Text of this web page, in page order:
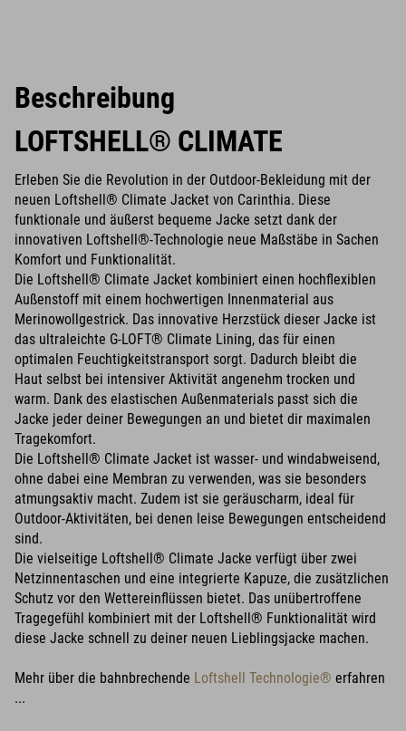
Beschreibung
LOFTSHELL® CLIMATE
Erleben Sie die Revolution in der Outdoor-Bekleidung mit der
neuen Loftshell® Climate Jacket von Carinthia. Diese
funktionale und äußerst bequeme Jacke setzt dank der
innovativen Loftshell®-Technologie neue Maßstäbe in Sachen
Komfort und Funktionalität.
Die Loftshell® Climate Jacket kombiniert einen hochflexiblen
Außenstoff mit einem hochwertigen Innenmaterial aus
Merinowollgestrick. Das innovative Herzstück dieser Jacke ist
das ultraleichte G-LOFT® Climate Lining, das für einen
optimalen Feuchtigkeitstransport sorgt. Dadurch bleibt die
Haut selbst bei intensiver Aktivität angenehm trocken und
warm. Dank des elastischen Außenmaterials passt sich die
Jacke jeder deiner Bewegungen an und bietet dir maximalen
Tragekomfort.
Die Loftshell® Climate Jacket ist wasser- und windabweisend,
ohne dabei eine Membran zu verwenden, was sie besonders
atmungsaktiv macht. Zudem ist sie geräuscharm, ideal für
Outdoor-Aktivitäten, bei denen leise Bewegungen entscheidend
sind.
Die vielseitige Loftshell® Climate Jacke verfügt über zwei
Netzinnentaschen und eine integrierte Kapuze, die zusätzlichen
Schutz vor den Wettereinflüssen bietet. Das unübertroffene
Tragegefühl kombiniert mit der Loftshell® Funktionalität wird
diese Jacke schnell zu deiner neuen Lieblingsjacke machen.
Mehr über die bahnbrechende Loftshell Technologie® erfahren
...